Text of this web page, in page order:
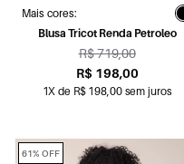
Mais cores:
Blusa Tricot Renda Petroleo
R$ 719,00
R$ 198,00
1X de R$ 198,00 sem juros
61% OFF